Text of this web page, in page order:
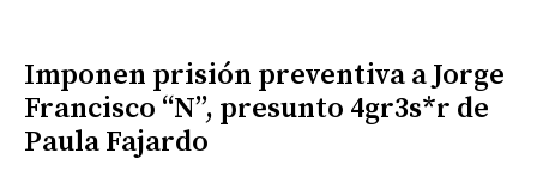
Imponen prisión preventiva a Jorge
Francisco “N”, presunto 4gr3s*r de
Paula Fajardo